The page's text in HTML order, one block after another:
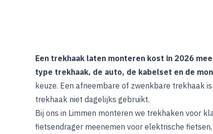
Een trekhaak laten monteren kost in 2026
type trekhaak, de auto, de kabelset en de
keuze. Een afneembare of zwenkbare trekhaak
trekhaak niet dagelijks gebruikt.
Bij ons in Limmen monteren we trekhaken voor
fietsendrager meenemen voor elektrische